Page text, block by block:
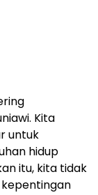
Kita
untuk
hidup
itu, kita tidak